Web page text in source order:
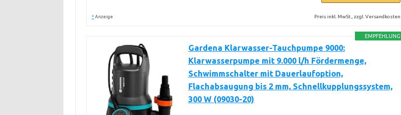
* Anzeige Preis inkl. MwSt., zzgl. Versandkosten
EMPFEHLUNG
Gardena Klarwasser-Tauchpumpe 9000:
Klarwasserpumpe mit 9.000 l/h Fördermenge,
Schwimmschalter mit Dauerlaufoption,
Flachabsaugung bis 2 mm, Schnellkupplungssystem,
300 W (09030-20)